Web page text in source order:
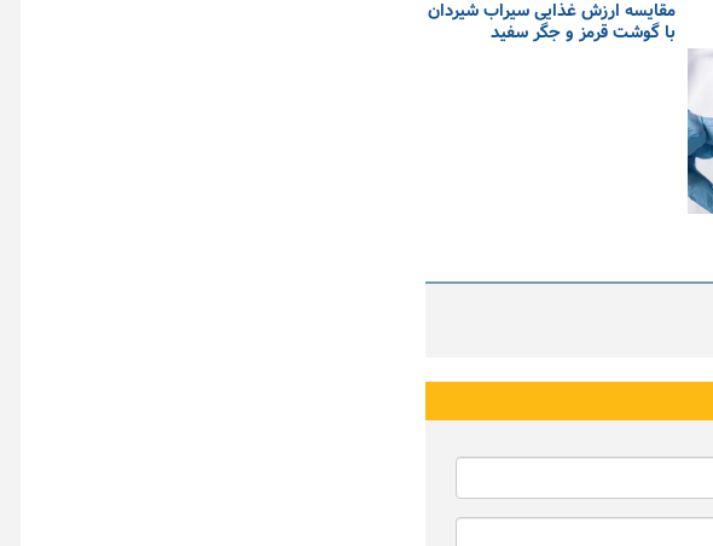
مقایسه ارزش غذایی سیراب شیردان
با گوشت قرمز و جگر سفید